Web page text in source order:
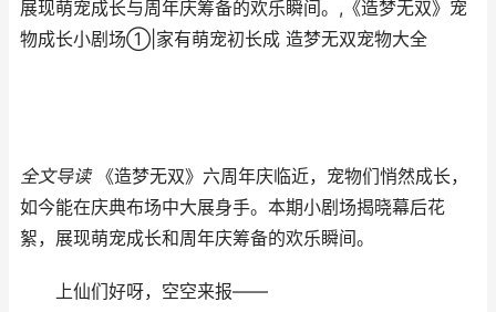
展现萌宠成长与周年庆筹备的欢乐瞬间。,《造梦无双》宠
物成长小剧场①|家有萌宠初长成 造梦无双宠物大全
全文导读《造梦无双》六周年庆临近，宠物们悄然成长，
如今能在庆典布场中大展身手。本期小剧场揭晓幕后花
絮，展现萌宠成长和周年庆筹备的欢乐瞬间。
上仙们好呀，空空来报——